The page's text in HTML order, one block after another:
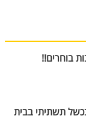
בוחרים!!
תשתיתי בבית